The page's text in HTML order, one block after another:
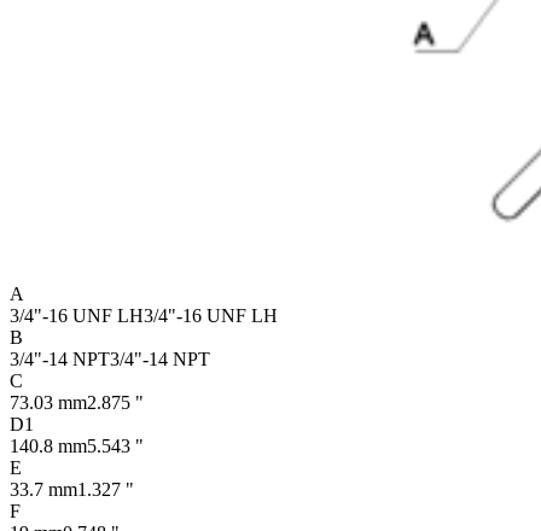
A
3/4"-16 UNF LH3/4"-16 UNF LH
B
3/4"-14 NPT3/4"-14 NPT
C
73.03 mm2.875 "
D1
140.8 mm5.543 "
E
33.7 mm1.327 "
F